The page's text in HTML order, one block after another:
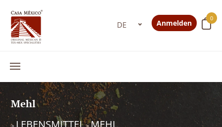
0
Anmelden
Mehl
LEBENSMITTEL MEHL